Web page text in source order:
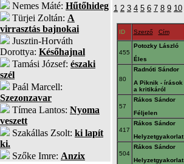
Nemes Máté: Hűtőhideg
Türjei Zoltán: A
virrasztás bajnokai
Jusztin-Horváth
Dorottya: Későhajnal
Tamási József: északi
szél
Paál Marcell:
Szezonzavar
Tímea Lantos: Nyoma
veszett
Szakállas Zsolt: ki lapít
ki.
Szőke Imre: Anzix
1 2 3 4 5 6 7 8 9 10
ID Szerző Cím
455
Potozky László
Éles
80
Radnóti Sándor
A Piknik - írások
a kritikáról
57
Rákos Sándor
Féljelen
417
Rákos Sándor
Helyzetgyakorlat
504
Rákos Sándor
Helyzetgyakorlat